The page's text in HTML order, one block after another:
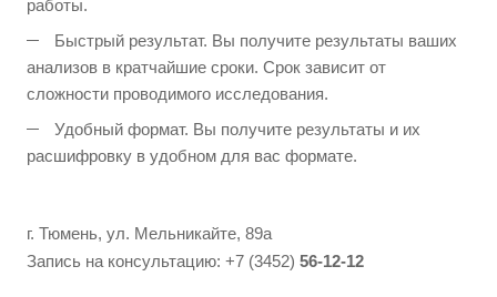
работы.
Быстрый результат. Вы получите результаты ваших
анализов в кратчайшие сроки. Срок зависит от
сложности проводимого исследования.
Удобный формат. Вы получите результаты и их
расшифровку в удобном для вас формате.
г. Тюмень, ул. Мельникайте, 89а
Запись на консультацию: +7 (3452) 56-12-12